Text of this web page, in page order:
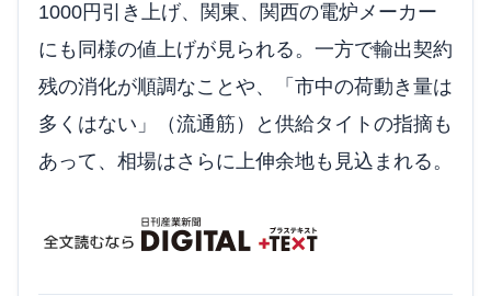
1000円引き上げ、関東、関西の電炉メーカー
にも同様の値上げが見られる。一方で輸出契約
残の消化が順調なことや、「市中の荷動き量は
多くはない」（流通筋）と供給タイトの指摘も
あって、相場はさらに上伸余地も見込まれる。